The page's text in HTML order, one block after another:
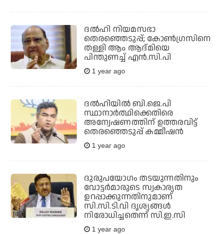
ദല്‍ഹി നിയമസഭാ
തെരഞ്ഞെടുപ്പ്; കോണ്‍ഗ്രസിനെ
തള്ളി ആം ആദ്മിയെ
പിന്തുണച്ച് എന്‍.സി.പി
1 year ago
ദല്‍ഹിയില്‍ ബി.ജെ.പി
സ്ഥാനാര്‍ത്ഥിക്കെതിരെ
അന്വേഷണത്തിന് ഉത്തരവിട്ട്
തെരഞ്ഞെടുപ്പ് കമ്മീഷന്‍
1 year ago
ദുരുപയോഗം തടയുന്നതിനും
വോട്ടർമാരുടെ സ്വകാര്യത
ഉറപ്പാക്കുന്നതിനുമാണ്
സി.സി.ടി.വി ദൃശ്യങ്ങൾ
നിരോധിച്ചതെന്ന് സി.ഇ.സി
1 year ago